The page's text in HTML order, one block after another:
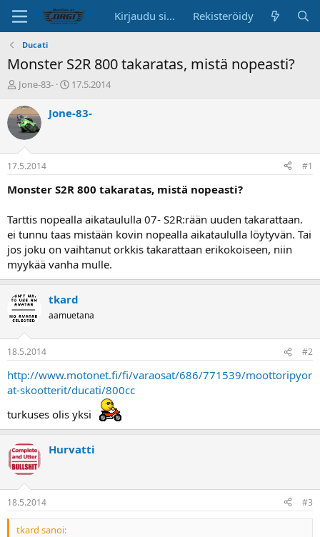
Kirjaudu sisään Rekisteröidy
Ducati
Monster S2R 800 takaratas, mistä nopeasti?
K
s
k
u
s
t
e
l
a
l
o
i
t
t
a
j
Jone-83-
A
o
p
ä
ä
17.5.2014
Jone-83-
17.5.2014 #1
Monster S2R 800 takaratas, mistä nopeasti?
Tarttis nopealla aikataululla 07- S2R:rään uuden takarattaan.
ei tunnu taas mistään kovin nopealla aikataululla löytyvän. Tai
jos joku on vaihtanut orkkis takarattaan erikokoiseen, niin
myykää vanha mulle.
tkard
aamuetana
18.5.2014 #2
http://www.motonet.fi/fi/varaosat/686/771539/moottoripyor
at-skootterit/ducati/800cc
turkuses olis yksi
Hurvatti
18.5.2014 #3
tkard sanoi: